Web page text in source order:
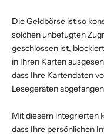
Die Geldbörse ist so
solchen unbefugten
geschlossen ist,
in Ihren Karten
dass Ihre Kartendaten
Lesegeräten
Mit diesem integrierten
dass Ihre persönlichen